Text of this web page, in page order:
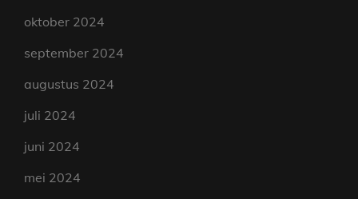
oktober 2024
september 2024
augustus 2024
juli 2024
juni 2024
mei 2024